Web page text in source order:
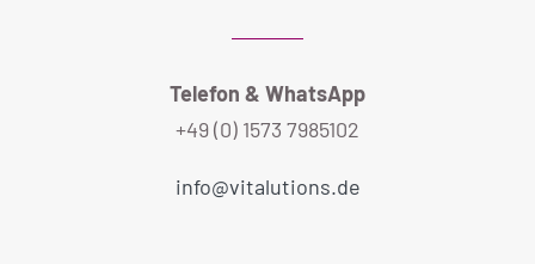
Telefon & WhatsApp
+49 (0) 1573 7985102
info@vitalutions.de